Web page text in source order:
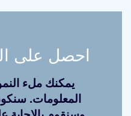
احصل على
يمكنك ملء
المعلومات.